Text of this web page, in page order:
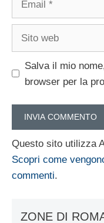
Salva il mio
browser per la
Questo sito utilizza
Scopri come
commenti.
ZONE DI